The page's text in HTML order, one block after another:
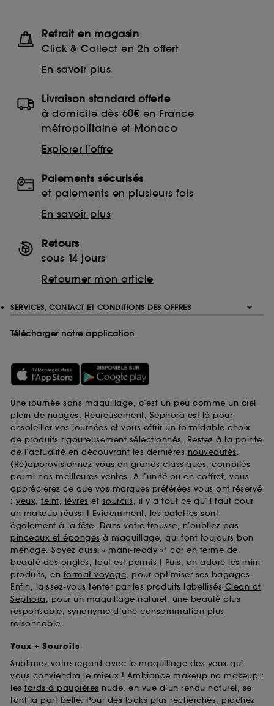
Retrait en magasin
Click & Collect en 2h offert
En savoir plus
Livraison standard offerte
à domicile dès 60€ en France
métropolitaine et Monaco
Explorer l'offre
Paiements sécurisés
et paiements en plusieurs fois
En savoir plus
Retours
sous 14 jours
Retourner mon article
SERVICES, CONTACT ET CONDITIONS DES OFFRES
Télécharger notre application
Une journée sans maquillage, c’est un peu comme un ciel
plein de nuages. Heureusement, Sephora est là pour
ensoleiller vos journées et vous offrir un formidable choix
de produits rigoureusement sélectionnés. Restez à la pointe
de l’actualité en découvrant les dernières nouveautés.
(Ré)approvisionnez-vous en grands classiques, compilés
parmi nos meilleures ventes. A l’unité ou en coffret, vous
apprécierez ce que vos marques préférées vous ont réservé
: yeux, teint, lèvres et sourcils, il y a tout ce qu’il faut pour
un makeup réussi ! Evidemment, les palettes sont
également à la fête. Dans votre trousse, n’oubliez pas
pinceaux et éponges à maquillage, qui font toujours bon
ménage. Soyez aussi « mani-ready »* car en terme de
beauté des ongles, tout est permis ! Puis, on adore les mini-
produits, en format voyage, pour optimiser ses bagages.
Enfin, laissez-vous tenter par les produits labellisés Clean at
Sephora, pour un maquillage naturel, une beauté plus
responsable, synonyme d’une consommation plus
raisonnable.
Yeux + Sourcils
Sublimez votre regard avec le maquillage des yeux qui
vous conviendra le mieux ! Ambiance makeup no makeup :
les fards à paupières nude, en vue d’un rendu naturel, se
font la part belle. Pour des looks plus recherchés, piochez